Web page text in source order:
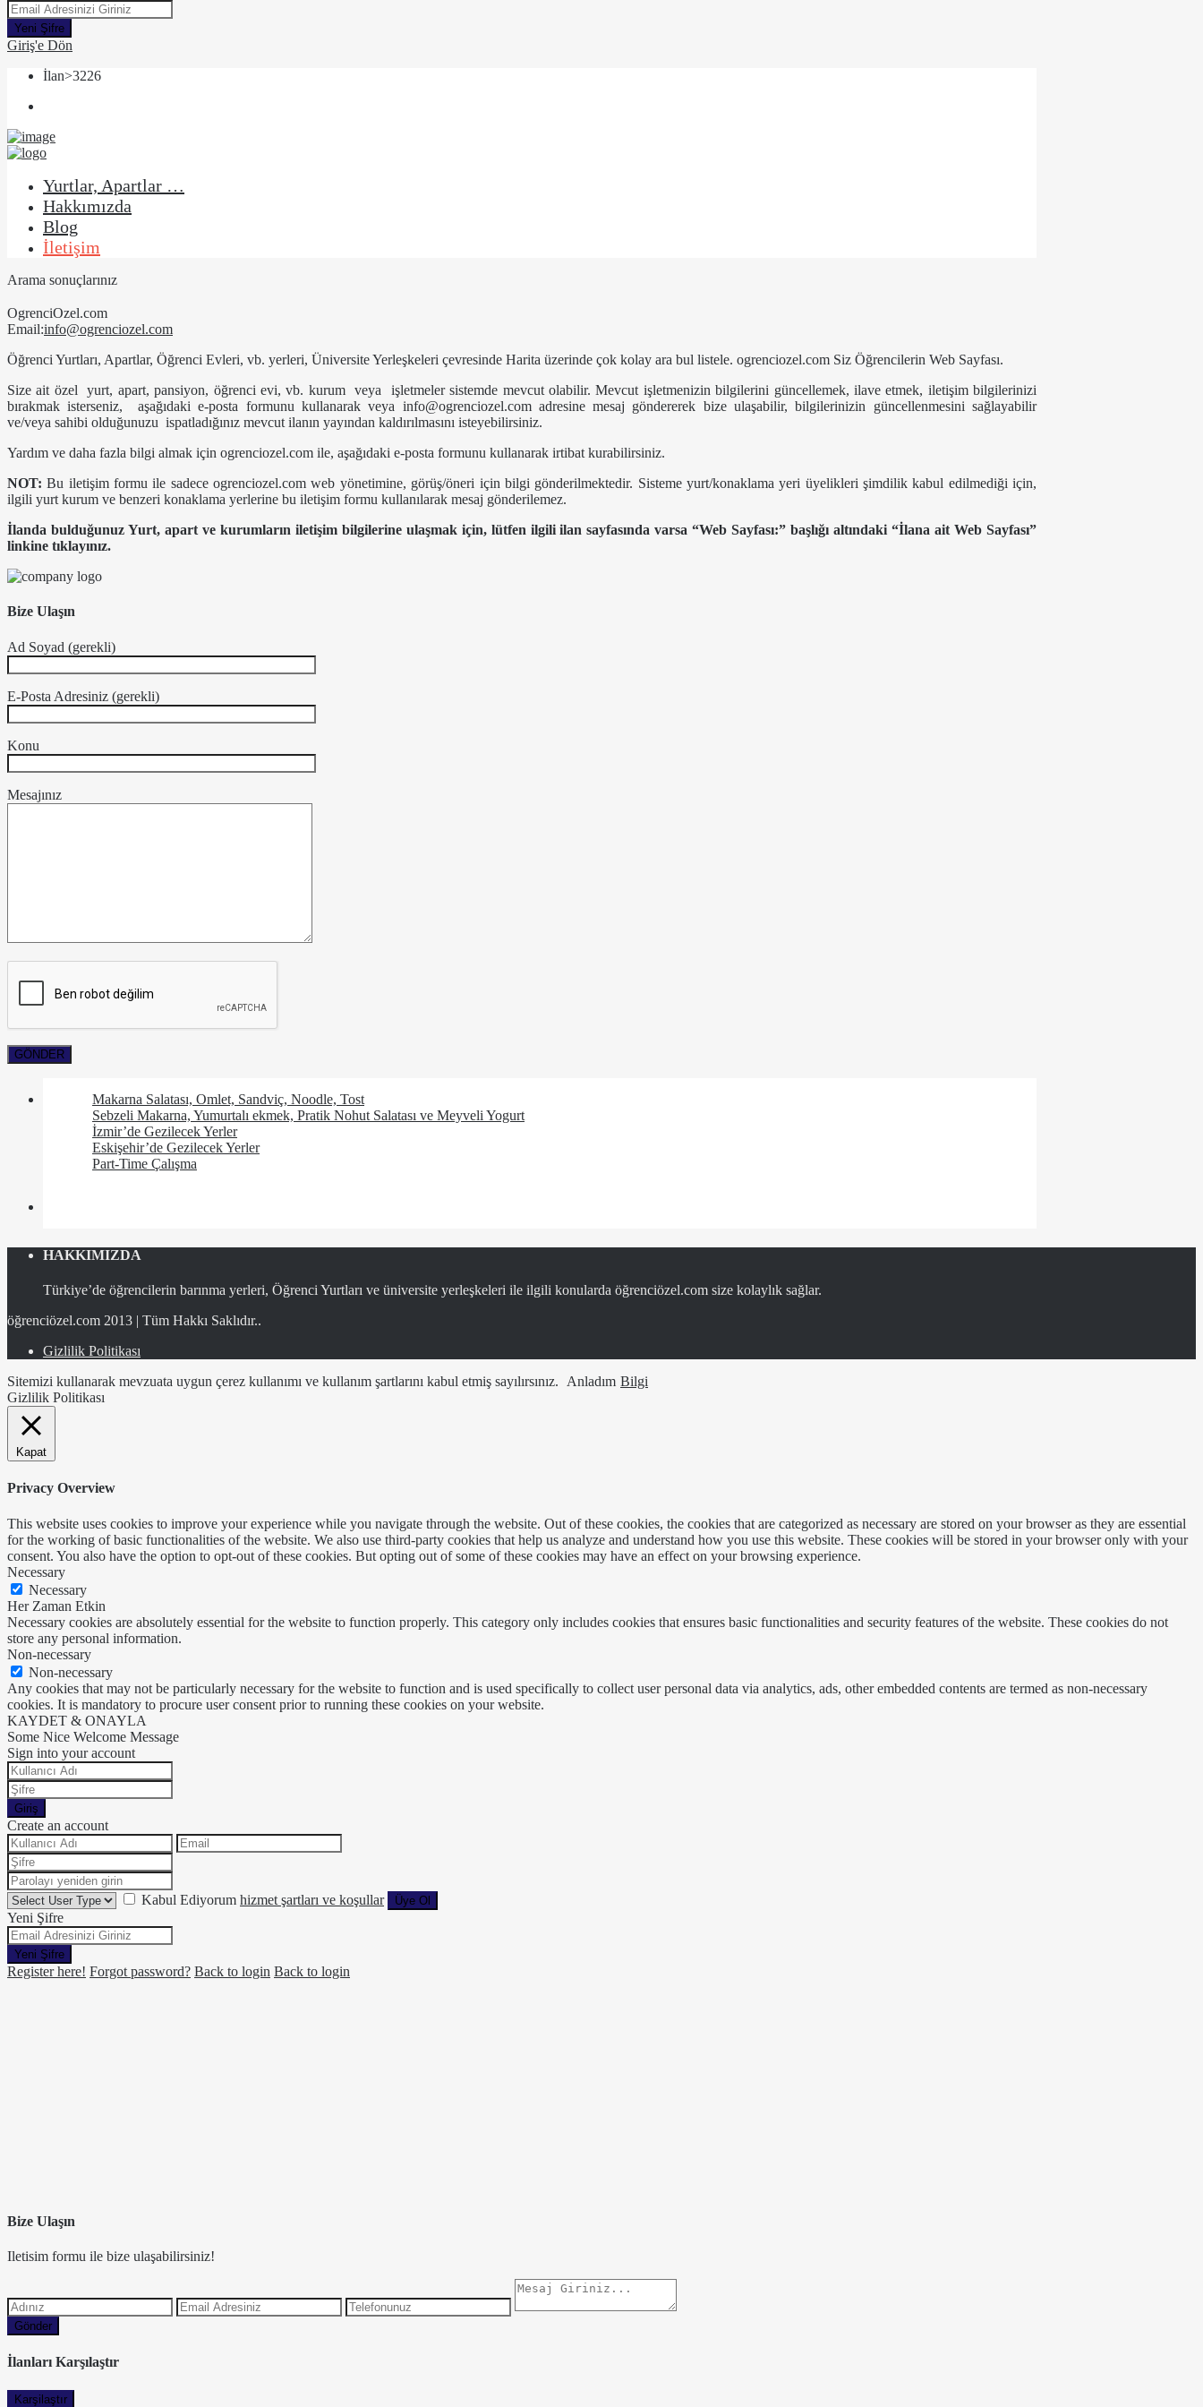
Yeni Şifre
Giriş'e Dön
İlan>3226
Yurtlar, Apartlar …
Hakkımızda
Blog
İletişim
Arama sonuçlarınız
OgrenciOzel.com
Email:info@ogrenciozel.com
Öğrenci Yurtları, Apartlar, Öğrenci Evleri, vb. yerleri, Üniversite Yerleşkeleri çevresinde Harita üzerinde çok kolay ara bul listele. ogrenciozel.com Siz Öğrencilerin Web Sayfası.
Size ait özel yurt, apart, pansiyon, öğrenci evi, vb. kurum veya işletmeler sistemde mevcut olabilir. Mevcut işletmenizin bilgilerini güncellemek, ilave etmek, iletişim bilgilerinizi
bırakmak isterseniz, aşağıdaki e-posta formunu kullanarak veya info@ogrenciozel.com adresine mesaj göndererek bize ulaşabilir, bilgilerinizin güncellenmesini sağlayabilir
ve/veya sahibi olduğunuzu ispatladığınız mevcut ilanın yayından kaldırılmasını isteyebilirsiniz.
Yardım ve daha fazla bilgi almak için ogrenciozel.com ile, aşağıdaki e-posta formunu kullanarak irtibat kurabilirsiniz.
NOT: Bu iletişim formu ile sadece ogrenciozel.com web yönetimine, görüş/öneri için bilgi gönderilmektedir. Sisteme yurt/konaklama yeri üyelikleri şimdilik kabul edilmediği için,
ilgili yurt kurum ve benzeri konaklama yerlerine bu iletişim formu kullanılarak mesaj gönderilemez.
İlanda bulduğunuz Yurt, apart ve kurumların iletişim bilgilerine ulaşmak için, lütfen ilgili ilan sayfasında varsa “Web Sayfası:” başlığı altındaki “İlana ait Web Sayfası”
linkine tıklayınız.
Bize Ulaşın
Ad Soyad (gerekli)
E-Posta Adresiniz (gerekli)
Konu
Mesajınız
Makarna Salatası, Omlet, Sandviç, Noodle, Tost
Sebzeli Makarna, Yumurtalı ekmek, Pratik Nohut Salatası ve Meyveli Yogurt
İzmir’de Gezilecek Yerler
Eskişehir’de Gezilecek Yerler
Part-Time Çalışma
HAKKIMIZDA
Türkiye’de öğrencilerin barınma yerleri, Öğrenci Yurtları ve üniversite yerleşkeleri ile ilgili konularda öğrenciözel.com size kolaylık sağlar.
öğrenciözel.com 2013 | Tüm Hakkı Saklıdır..
Gizlilik Politikası
Sitemizi kullanarak mevzuata uygun çerez kullanımı ve kullanım şartlarını kabul etmiş sayılırsınız.
Anladım Bilgi
Gizlilik Politikası
Kapat
Privacy Overview
This website uses cookies to improve your experience while you navigate through the website. Out of these cookies, the cookies that are categorized as necessary are stored on your browser as they are essential
for the working of basic functionalities of the website. We also use third-party cookies that help us analyze and understand how you use this website. These cookies will be stored in your browser only with your
consent. You also have the option to opt-out of these cookies. But opting out of some of these cookies may have an effect on your browsing experience.
Necessary
Necessary
Her Zaman Etkin
Necessary cookies are absolutely essential for the website to function properly. This category only includes cookies that ensures basic functionalities and security features of the website. These cookies do not
store any personal information.
Non-necessary
Non-necessary
Any cookies that may not be particularly necessary for the website to function and is used specifically to collect user personal data via analytics, ads, other embedded contents are termed as non-necessary
cookies. It is mandatory to procure user consent prior to running these cookies on your website.
KAYDET & ONAYLA
Some Nice Welcome Message
Sign into your account
Giriş
Create an account
Kabul Ediyorum hizmet şartları ve koşullar Üye Ol
Yeni Şifre
Yeni Şifre
Register here! Forgot password? Back to login Back to login
Bize Ulaşın
Iletisim formu ile bize ulaşabilirsiniz!
Gönder
İlanları Karşılaştır
Karşilaştır